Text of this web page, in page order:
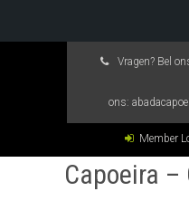
Vragen? Bel
ons:
Member
Capoeira –